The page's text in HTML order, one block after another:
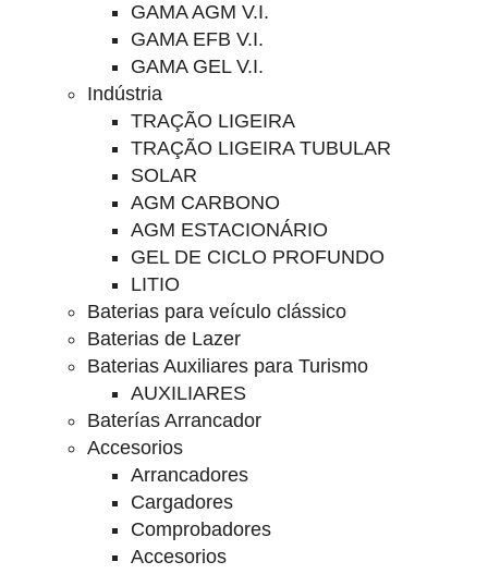
GAMA AGM V.I.
GAMA EFB V.I.
GAMA GEL V.I.
Indústria
TRAÇÃO LIGEIRA
TRAÇÃO LIGEIRA TUBULAR
SOLAR
AGM CARBONO
AGM ESTACIONÁRIO
GEL DE CICLO PROFUNDO
LITIO
Baterias para veículo clássico
Baterias de Lazer
Baterias Auxiliares para Turismo
AUXILIARES
Baterías Arrancador
Accesorios
Arrancadores
Cargadores
Comprobadores
Accesorios